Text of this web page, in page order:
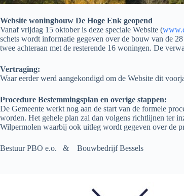
Website woningbouw De Hoge Enk geopend
Vanaf vrijdag 15 oktober is deze speciale Website (
schets wordt informatie gegeven over de bouw van de
twee achteraan met de resterende 16 woningen. De
Vertraging:
Waar eerder werd aangekondigd om de Website dit
Procedure Bestemmingsplan en overige stappen:
De Gemeente werkt nog aan de start van de formele
worden. Het gehele plan zal dan volgens richtlijnen ter
Wilpermolen waarbij ook uitleg wordt gegeven over de
Bestuur PBO e.o. & Bouwbedrijf Bessels